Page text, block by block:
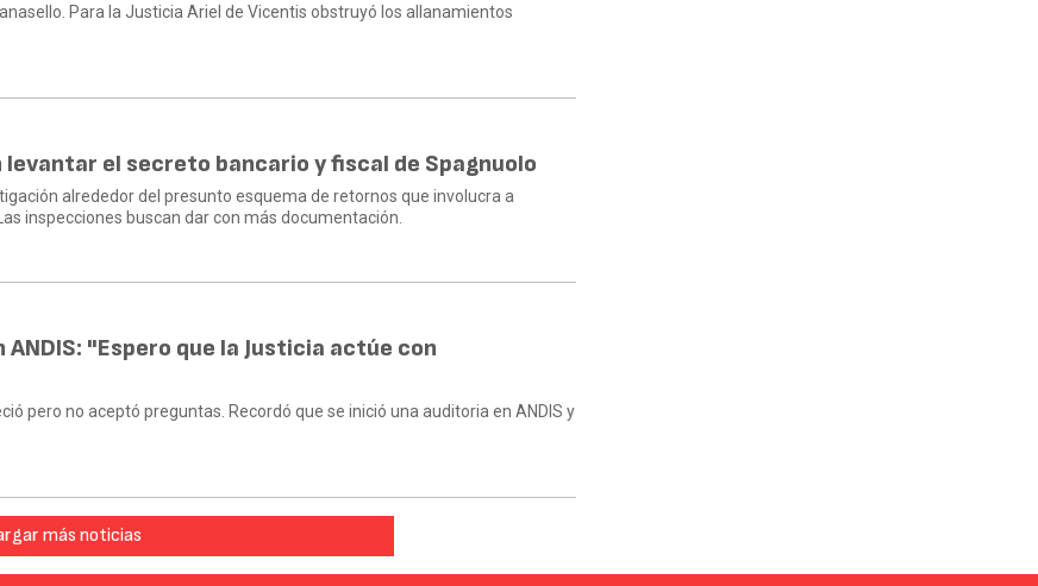
Para la Justicia Ariel de Vicentis obstruyó los allanamientos
levantar el secreto bancario y fiscal de Spagnuolo
alrededor del presunto esquema de retornos que involucra a
inspecciones buscan dar con más documentación.
"Espero que la Justicia actúe con
pero no aceptó preguntas. Recordó que se inició una auditoria en ANDIS y
más noticias